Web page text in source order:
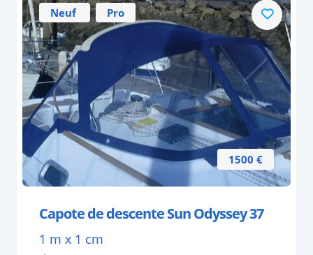
1500 €
Neuf Pro
Capote de descente Sun Odyssey 37
1 m x 1 cm